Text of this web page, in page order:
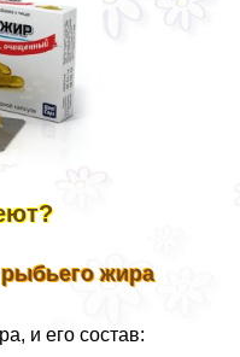
жира
и его состав: